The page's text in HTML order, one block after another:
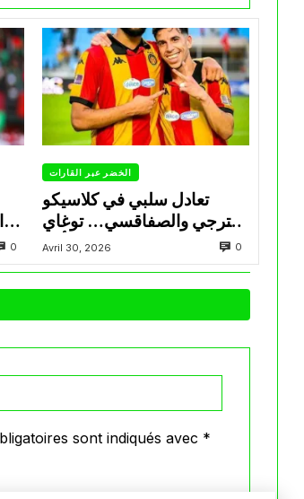
0
الخضر عبر القارات
تعادل سلبي في كلاسيكو
الترجي والصفاقسي… توغاي
يهدر ركلة جزاء وبوعالية يتألق
Avril 30, 2026 0
sont indiqués avec *